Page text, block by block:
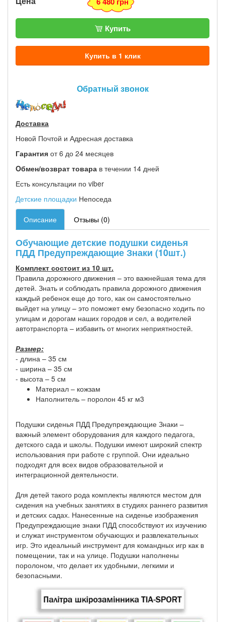
Купить
Купить в 1 клик
Обратный звонок
Доставка
Новой Почтой и Адресная доставка
Гарантия от 6 до 24 месяцев
Oбмен/возврат товара в течении 14 дней
Есть консультации по viber
Детские площадки Непоседа
Описание Отзывы (0)
Обучающие детские подушки сиденья
ПДД Предупреждающие Знаки (10шт.)
Комплект состоит из 10 шт.
Правила дорожного движения – это важнейшая тема для
детей. Знать и соблюдать правила дорожного движения
каждый ребенок еще до того, как он самостоятельно
выйдет на улицу – это поможет ему безопасно ходить по
улицам и дорогам наших городов и сел, а водителей
автотранспорта – избавить от многих неприятностей.
Размер:
- длина – 35 см
- ширина – 35 см
- высота – 5 см
Материал – кожзам
Наполнитель – поролон 45 кг м3
Подушки сиденья ПДД Предупреждающие Знаки –
важный элемент оборудования для каждого педагога,
детского сада и школы. Подушки имеют широкий спектр
использования при работе с группой. Они идеально
подходят для всех видов образовательной и
интеграционной деятельности.
Для детей такого рода комплекты являются местом для
сидения на учебных занятиях в студиях раннего развития
и детских садах. Нанесенные на сиденье изображения
Предупреждающие знаки ПДД способствуют их изучению
и служат инструментом обучающих и развлекательных
игр. Это идеальный инструмент для командных игр как в
помещении, так и на улице. Подушки наполнены
поролоном, что делает их удобными, легкими и
безопасными.